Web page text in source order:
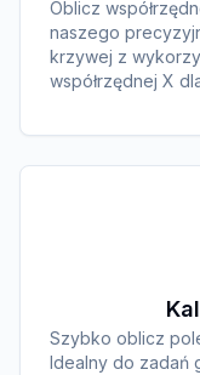
Oblicz
naszego
krzywej z
współrzędnej X
Szybko oblicz
Idealny do zadań